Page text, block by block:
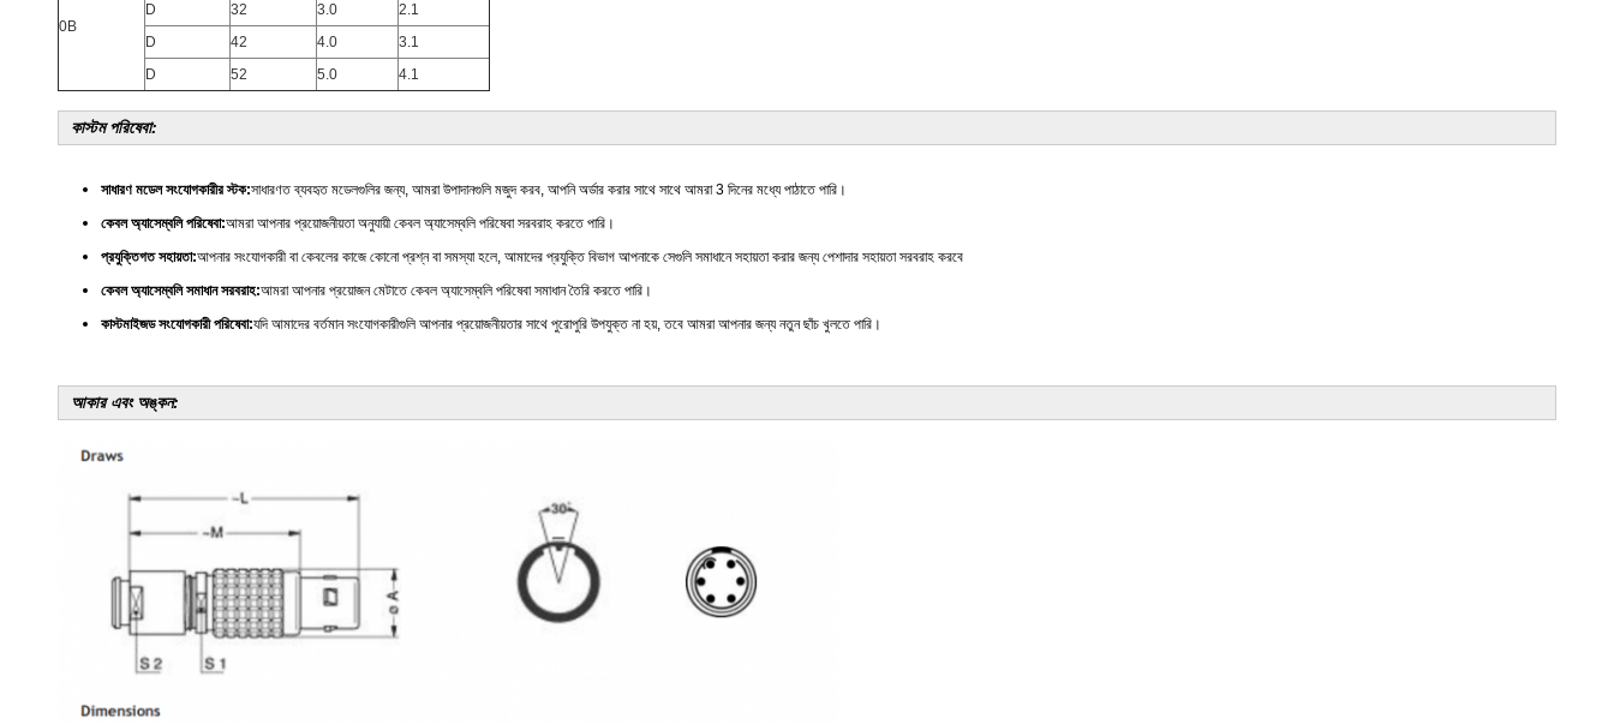
0B
D
32 3.0
2.1
D
42 4.0
3.1
D
52 5.0 4.1
কাস্টম পরিষেবা:
সাধারণ মডেল সংযোগকারীর স্টক:সাধারণত ব্যবহৃত মডেলগুলির জন্য, আমরা উপাদানগুলি মজুদ করব, আপনি অর্ডার করার সাথে সাথে আমরা 3 দিনের মধ্যে পাঠাতে পারি।
কেবল অ্যাসেম্বলি পরিষেবা:আমরা আপনার প্রয়োজনীয়তা অনুযায়ী কেবল অ্যাসেম্বলি পরিষেবা সরবরাহ করতে পারি।
প্রযুক্তিগত সহায়তা:আপনার সংযোগকারী বা কেবলের কাজে কোনো প্রশ্ন বা সমস্যা হলে, আমাদের প্রযুক্তি বিভাগ আপনাকে সেগুলি সমাধানে সহায়তা করার জন্য পেশাদার সহায়তা সরবরাহ করবে
কেবল অ্যাসেম্বলি সমাধান সরবরাহ:আমরা আপনার প্রয়োজন মেটাতে কেবল অ্যাসেম্বলি পরিষেবা সমাধান তৈরি করতে পারি।
কাস্টমাইজড সংযোগকারী পরিষেবা:যদি আমাদের বর্তমান সংযোগকারীগুলি আপনার প্রয়োজনীয়তার সাথে পুরোপুরি উপযুক্ত না হয়, তবে আমরা আপনার জন্য নতুন ছাঁচ খুলতে পারি।
আকার এবং অঙ্কন: